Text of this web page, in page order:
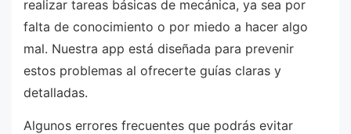
realizar tareas básicas de mecánica, ya sea por
falta de conocimiento o por miedo a hacer algo
mal. Nuestra app está diseñada para prevenir
estos problemas al ofrecerte guías claras y
detalladas.
Algunos errores frecuentes que podrás evitar